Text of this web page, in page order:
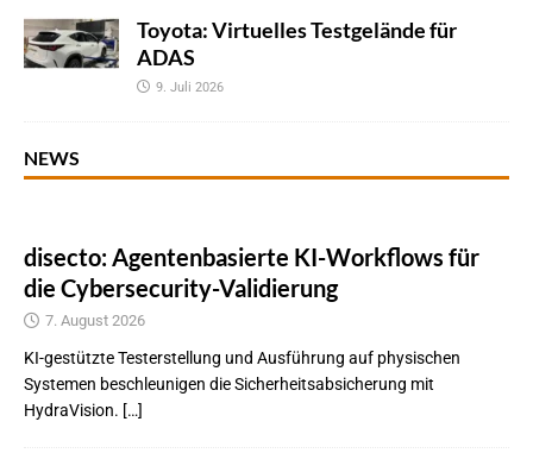
Toyota: Virtuelles Testgelände für
ADAS
9. Juli 2026
NEWS
disecto: Agentenbasierte KI-Workflows für
die Cybersecurity-Validierung
7. August 2026
KI-gestützte Testerstellung und Ausführung auf physischen
Systemen beschleunigen die Sicherheitsabsicherung mit
HydraVision. […]